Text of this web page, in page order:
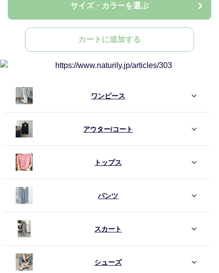
サイズ・カラーを選ぶ
カートに追加する
ワンピース
アウター/コート
トップス
パンツ
スカート
シューズ